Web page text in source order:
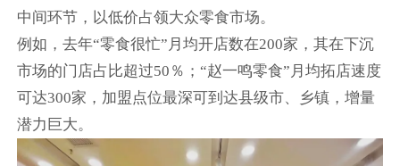
中间环节，以低价占领大众零食市场。
例如，去年“零食很忙”月均开店数在200家，其在下沉
市场的门店占比超过50％；“赵一鸣零食”月均拓店速度
可达300家，加盟点位最深可到达县级市、乡镇，增量
潜力巨大。